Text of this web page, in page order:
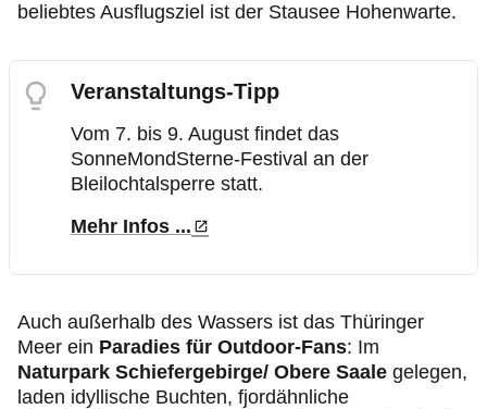
beliebtes Ausflugsziel ist der Stausee Hohenwarte.
Veranstaltungs-Tipp
Vom 7. bis 9. August findet das
SonneMondSterne-Festival an der
Bleilochtalsperre statt.
Mehr Infos ...
Auch außerhalb des Wassers ist das Thüringer
Meer ein Paradies für Outdoor-Fans: Im
Naturpark Schiefergebirge/ Obere Saale gelegen,
laden idyllische Buchten, fjordähnliche